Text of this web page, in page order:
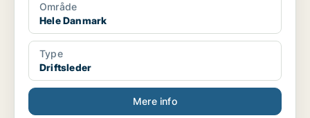
Område
Hele Danmark
Type
Driftsleder
Mere info